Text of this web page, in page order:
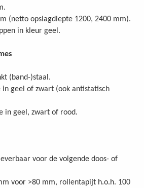
(netto opslagdiepte 1200, 2400 mm).
in kleur geel.
(band-)staal.
in geel of zwart (ook antistatisch
in geel, zwart of rood.
voor de volgende doos- of
voor >80 mm, rollentapijt h.o.h. 100